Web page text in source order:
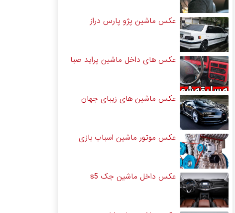
عکس ماشین پژو پارس دراز
عکس های داخل ماشین پراید صبا
عکس ماشین های زیبای جهان
عکس موتور ماشین اسباب بازی
عکس داخل ماشین جک s5